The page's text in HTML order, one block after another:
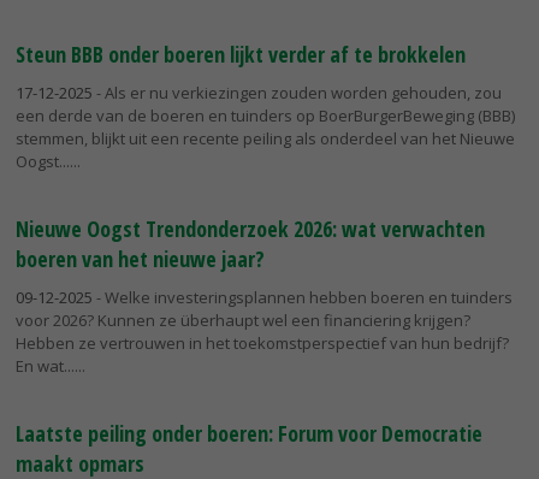
Steun BBB onder boeren lijkt verder af te brokkelen
17-12-2025 - Als er nu verkiezingen zouden worden gehouden, zou
een derde van de boeren en tuinders op BoerBurgerBeweging (BBB)
stemmen, blijkt uit een recente peiling als onderdeel van het Nieuwe
Oogst...
Nieuwe Oogst Trendonderzoek 2026: wat verwachten
boeren van het nieuwe jaar?
09-12-2025 - Welke investeringsplannen hebben boeren en tuinders
voor 2026? Kunnen ze überhaupt wel een financiering krijgen?
Hebben ze vertrouwen in het toekomstperspectief van hun bedrijf?
En wat...
Laatste peiling onder boeren: Forum voor Democratie
maakt opmars